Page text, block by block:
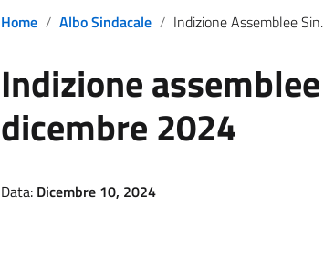
Home Albo Sindacale Indizione Assemblee Sindacali 16 Dicembre 2024
Indizione
dicembre 2024
Data: Dicembre 10, 2024